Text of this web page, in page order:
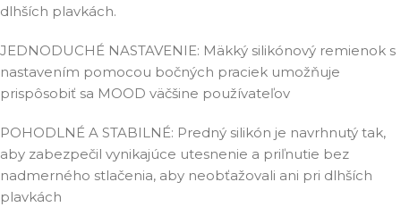
dlhších plavkách.
JEDNODUCHÉ NASTAVENIE: Mäkký silikónový remienok s
nastavením pomocou bočných praciek umožňuje
prispôsobiť sa MOOD väčšine používateľov
POHODLNÉ A STABILNÉ: Predný silikón je navrhnutý tak,
aby zabezpečil vynikajúce utesnenie a priľnutie bez
nadmerného stlačenia, aby neobťažovali ani pri dlhších
plavkách